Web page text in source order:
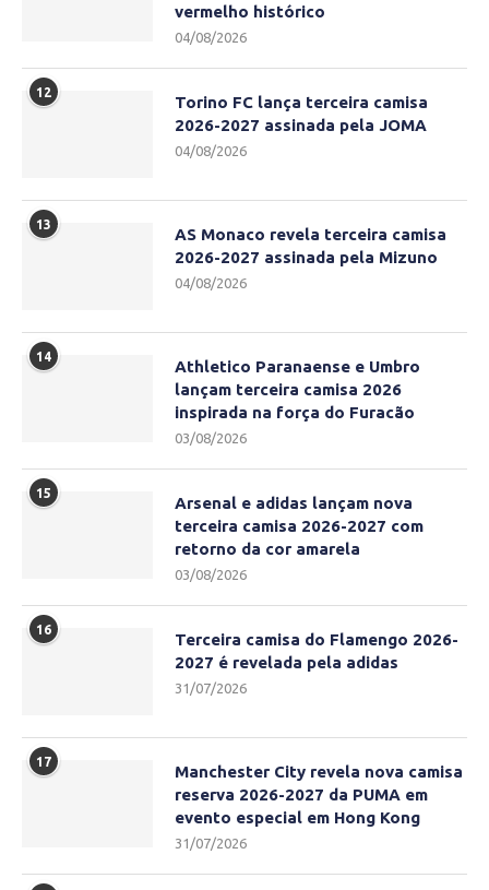
vermelho histórico
04/08/2026
12
Torino FC lança terceira camisa
2026-2027 assinada pela JOMA
04/08/2026
13
AS Monaco revela terceira camisa
2026-2027 assinada pela Mizuno
04/08/2026
14
Athletico Paranaense e Umbro
lançam terceira camisa 2026
inspirada na força do Furacão
03/08/2026
15
Arsenal e adidas lançam nova
terceira camisa 2026-2027 com
retorno da cor amarela
03/08/2026
16
Terceira camisa do Flamengo 2026-
2027 é revelada pela adidas
31/07/2026
17
Manchester City revela nova camisa
reserva 2026-2027 da PUMA em
evento especial em Hong Kong
31/07/2026